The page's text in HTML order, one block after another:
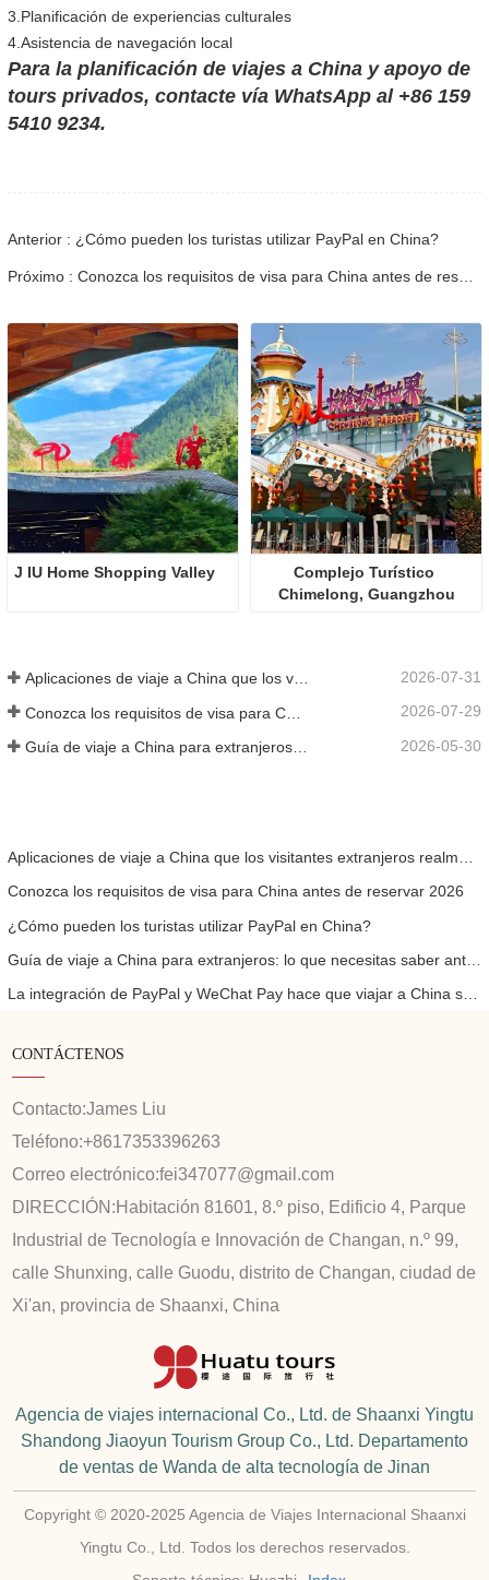
3.Planificación de experiencias culturales
4.Asistencia de navegación local
Para la planificación de viajes a China y apoyo de
tours privados, contacte vía WhatsApp al +86 159
5410 9234.
Anterior : ¿Cómo pueden los turistas utilizar PayPal en China?
J IU Home Shopping Valley
Complejo Turístico
Chimelong, Guangzhou
Aplicaciones de viaje a China que los visitantes extranjeros realmente necesitan en 2026 2026-07-31
2026-07-29
2026-05-30
Conozca los requisitos de visa para China antes de reservar 2026
¿Cómo pueden los turistas utilizar PayPal en China?
La integración de PayPal y WeChat Pay hace que viajar a China sea más fácil para los visitantes internacionales
CONTÁCTENOS
Contacto:James Liu
Teléfono:+8617353396263
Correo electrónico:fei347077@gmail.com
DIRECCIÓN: Habitación 81601, 8.º piso, Edificio 4, Parque
Industrial de Tecnología e Innovación de Changan, n.º 99,
calle Shunxing, calle Guodu, distrito de Changan, ciudad de
Xi'an, provincia de Shaanxi, China
Agencia de viajes internacional Co., Ltd. de Shaanxi Yingtu
Shandong Jiaoyun Tourism Group Co., Ltd. Departamento
de ventas de Wanda de alta tecnología de Jinan
Copyright © 2020-2025 Agencia de Viajes Internacional Shaanxi
Yingtu Co., Ltd. Todos los derechos reservados.